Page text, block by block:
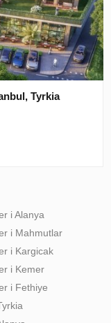
Tyrkia
i Alanya
i Mahmutlar
i Kargicak
i Kemer
i Fethiye